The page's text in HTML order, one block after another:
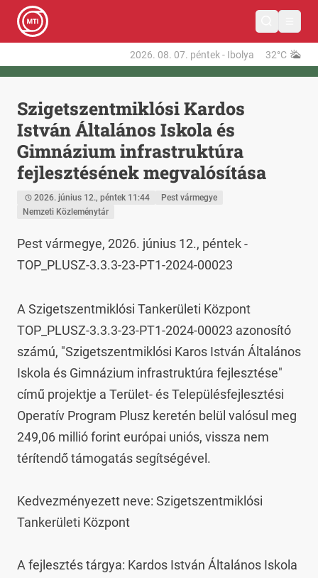
2026. 08. 07. péntek- Ibolya 32°C
Szigetszentmiklósi Kardos
István Általános Iskola és
Gimnázium infrastruktúra
fejlesztésének megvalósítása
2026. június 12., péntek 11:44
Pest vármegye
Nemzeti Közleménytár
Pest vármegye, 2026. június 12., péntek -
TOP_PLUSZ-3.3.3-23-PT1-2024-00023
A Szigetszentmiklósi Tankerületi Központ
TOP_PLUSZ-3.3.3-23-PT1-2024-00023 azonosító
számú, "Szigetszentmiklósi Karos István Általános
Iskola és Gimnázium infrastruktúra fejlesztése"
című projektje a Terület- és Településfejlesztési
Operatív Program Plusz keretén belül valósul meg
249,06 millió forint európai uniós, vissza nem
térítendő támogatás segítségével.
Kedvezményezett neve: Szigetszentmiklósi
Tankerületi Központ
A fejlesztés tárgya: Kardos István Általános Iskola